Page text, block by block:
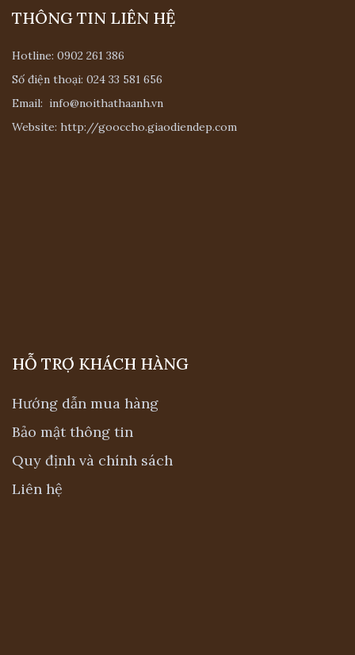
Chân sofa liên kết chắc chắn với phần
chân được làm từ gỗ tự nhiên hoặc sắt tùy
theo thiết kế mà phần chân dài hay ngắn
khác nhau.
Gối ôm trang trí
Sô pha gỗ óc chó
THÔNG TIN LIÊN HỆ
Hotline: 0902 261 386
Số điện thoại: 024 33 581 656
Email: info@noithathaanh.vn
Website: http://gooccho.giaodiendep.com
Quy định và chính sách